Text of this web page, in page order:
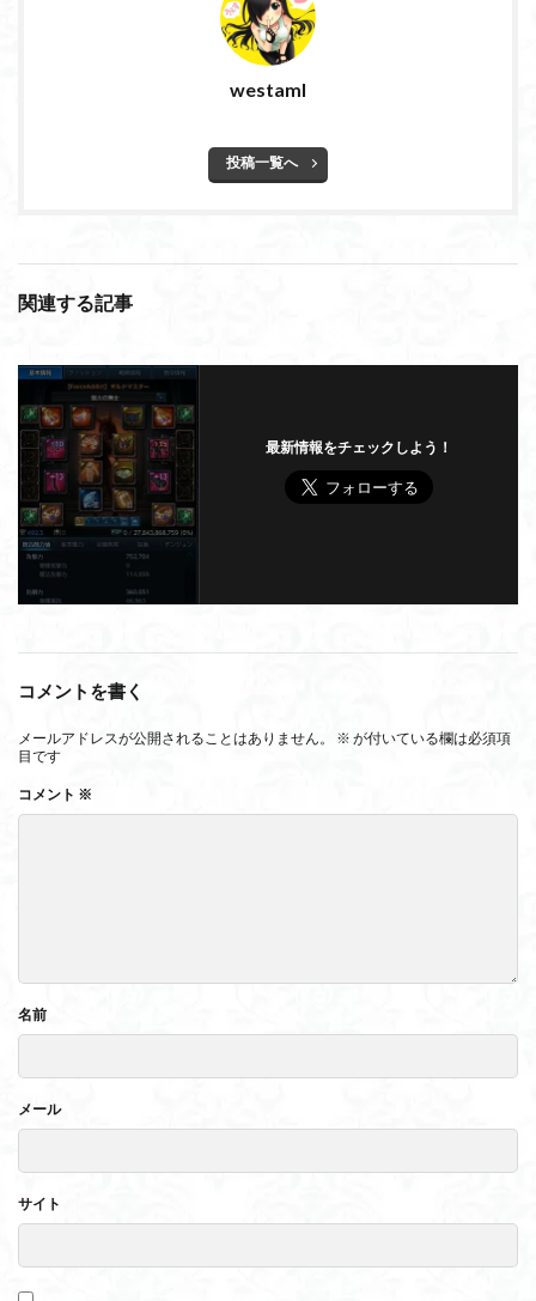
westaml
投稿一覧へ
関連する記事
最新情報をチェックしよう！
コメントを書く
メールアドレスが公開されることはありません。 ※ が付いている欄は必須項
目です
コメント ※
名前
メール
サイト